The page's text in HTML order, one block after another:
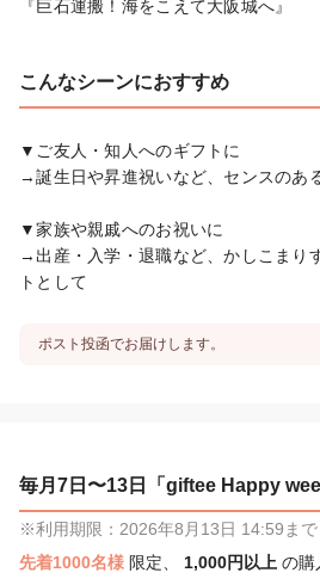
『巨石運搬！海をこえて大阪城へ』
こんなシーンにおすすめ
▼ご友人・知人へのギフトに
→誕生日や昇進祝いなど、センスのあ
▼家族や親戚へのお祝いに
→出産・入学・退職など、かしこまり
トとして
ポスト投函でお届けします。
毎月7日〜13日「giftee Happy
※利用期限：2026年8月13日 14:59まで
先着1000名様 限定、 1,000円以上 の購